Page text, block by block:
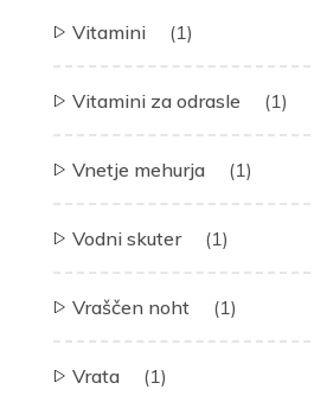
Vitamini (1)
Vitamini za odrasle (1)
Vnetje mehurja (1)
Vodni skuter (1)
Vraščen noht (1)
Vrata (1)